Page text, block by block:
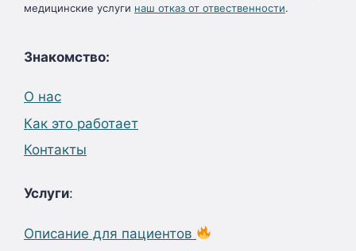
медицинские услуги наш отказ от отвественности.
Знакомство:
О нас
Как это работает
Контакты
Услуги:
Описание для пациентов